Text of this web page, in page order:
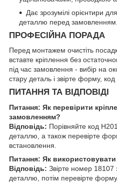
Дає зрозумілі орієнтири
деталлю перед замовленням.
ПРОФЕСІЙНА ПОРАДА
Перед монтажем очистіть
вставте кріплення без
під час замовлення - вибір на
стару деталь і звірте форму,
ПИТАННЯ ТА ВІДПОВІДІ
Питання: Як перевірити
замовленням?
Відповідь: Порівняйте код
деталлю, а також перевірте
встановлення.
Питання: Як
Відповідь: Звірте номер 18107
деталлю, потім перевірте